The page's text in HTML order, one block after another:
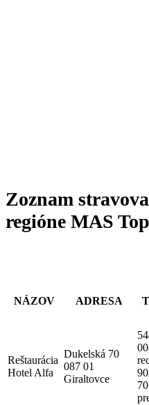
Zoznam
regióne MAS
NÁZOV ADRESA
Reštaurácia
Hotel Alfa
Dukelská 70
087 01
Giraltovce